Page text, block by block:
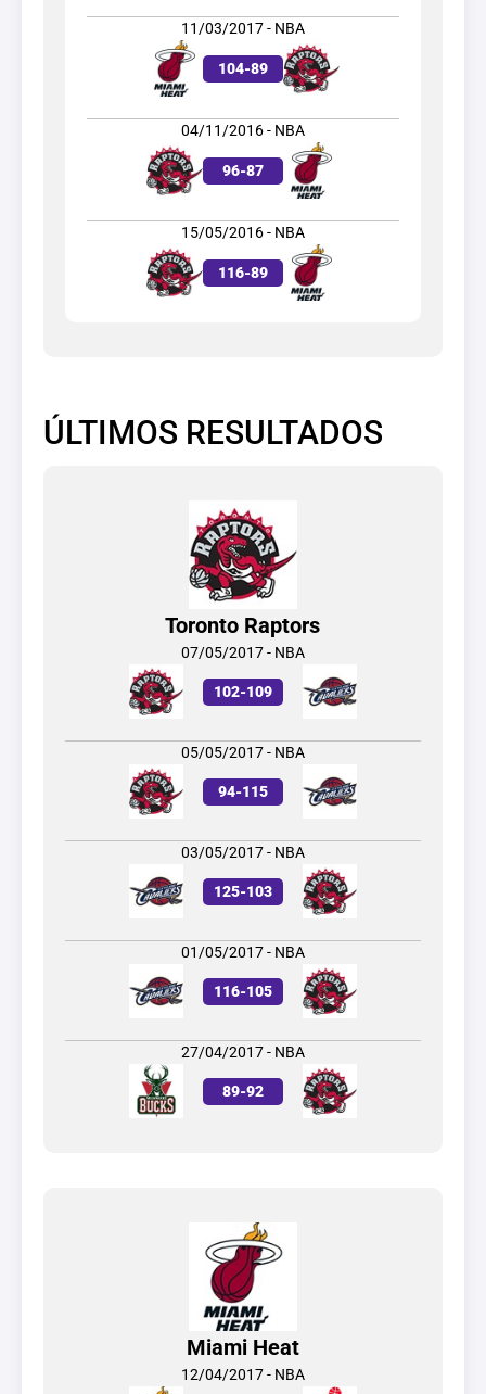
11/03/2017 - NBA
104-89
04/11/2016 - NBA
96-87
15/05/2016 - NBA
116-89
ÚLTIMOS RESULTADOS
Toronto Raptors
07/05/2017 - NBA
102-109
05/05/2017 - NBA
94-115
03/05/2017 - NBA
125-103
01/05/2017 - NBA
116-105
27/04/2017 - NBA
89-92
Miami Heat
12/04/2017 - NBA